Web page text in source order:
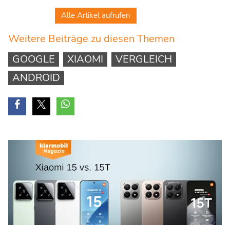
Alle Artikel aufrufen
Weitere Beiträge zu diesen Themen
GOOGLE
XIAOMI
VERGLEICH
ANDROID